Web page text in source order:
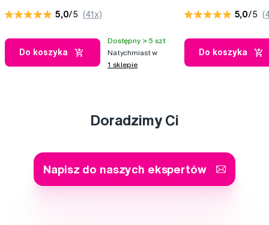
5,0/5 (41x)
Do koszyka
Dostępny > 5 szt
Natychmiast w
1 sklepie
5,0/5
Do koszyka
Doradzimy Ci
Napisz do naszych ekspertów